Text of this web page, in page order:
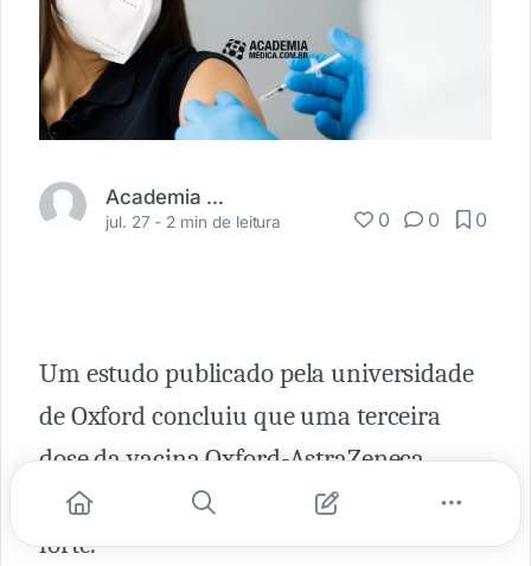
Academia Médica
jul. 27 - 2 min de leitura 0 0 0
Um estudo publicado pela universidade
de Oxford concluiu que uma terceira
dose da vacina Oxford-AstraZeneca
produz uma resposta imunológica mais
forte.